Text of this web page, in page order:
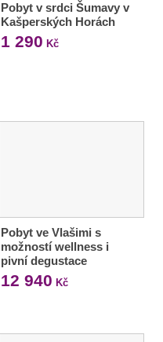
Pobyt v srdci Šumavy v
Kašperských Horách
1 290 Kč
Pobyt ve Vlašimi s
možností wellness i
pivní degustace
12 940 Kč